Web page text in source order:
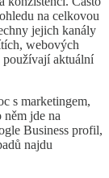
na celkovou
jejich kanály
webových
používají aktuální
s marketingem,
jde na
Business profil,
najdu